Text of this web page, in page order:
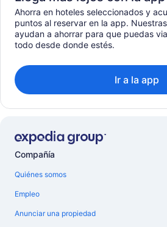
Ahorra en hoteles seleccionados y
puntos al reservar en la app.
ayudan a ahorrar para que puedas
todo desde donde estés.
Ir a la app
Compañía
Quiénes somos
Empleo
Anunciar una propiedad